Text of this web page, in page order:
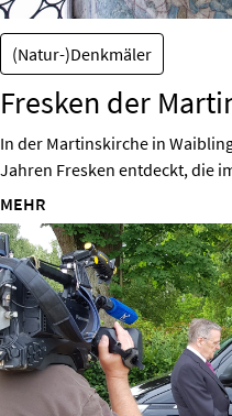
(Natur-)Denkmäler
Fresken der
In der Martinskirche in
Jahren Fresken entdeckt, die
MEHR